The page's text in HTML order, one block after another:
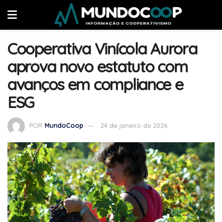
Cooperativa Vinícola Aurora
aprova novo estatuto com
avanços em compliance e
ESG
POR MundoCoop 24 de janeiro de 2026